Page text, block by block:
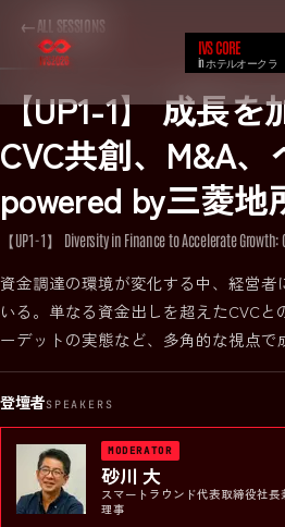
IVS CORE
in ホテルオークラ
←ALL SESSIONS
07.01
【
CVC
◆
【UP1-1】 成長
CVC共創、M&A
powered by三菱
【UP1-1】 Diversity in Finance to Accelerate
資金調達の環境が変化する中、経営
いる。単なる資金出しを超えたCVC
ーデットの実態など、多角的な視点で
登壇者SPEAKERS
MODERATOR
砂川 大
スマートラウンド代表取締役社長
理事